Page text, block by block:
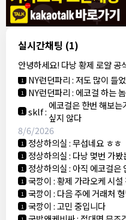
실시간채팅 (1)
안녕하세요! 다낭 황제 로얄 공
1 모기한테물림:정찰가보다
1 결혼안해:ㄹㅇ 팩트 ㅋㅋㅋㅋ
결혼안해:ㄹㅇ 팩트 ㅋㅋㅋ
8/5/2026
NY런던파리 :다낭 에코걸
1 3군:에코걸 좀 조심 하는게
1 NY런던파리:저도 많이 들
1 NY런던파리: 에코걸 하는
1 sklf: 에코걸은 한번 해보
싶지 않다
8/6/2026
1 정상하의실:무섭네요 ㅎㅎ
1 정상하의실: 다낭 몇번 가봤
1 정상하의실: 아직 에코걸은
1 국깡이:황제 가라오케 시설
1 국깡이: 다음 주에 거래처
1 국깡이:고민 중입니다
1